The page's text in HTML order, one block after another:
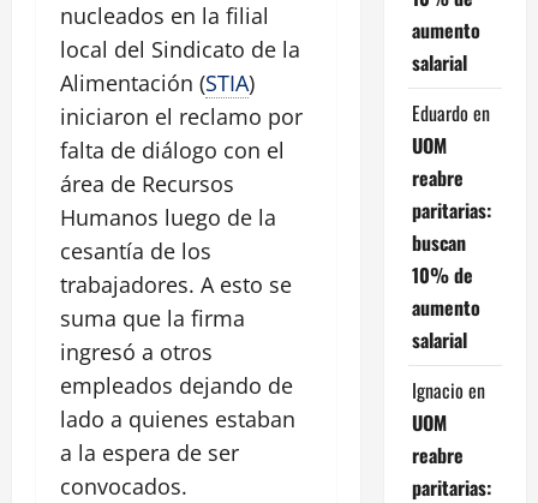
nucleados en la filial
local del Sindicato de la
Alimentación (STIA)
iniciaron el reclamo por
falta de diálogo con el
área de Recursos
Humanos luego de la
cesantía de los
trabajadores. A esto se
suma que la firma
ingresó a otros
empleados dejando de
lado a quienes estaban
a la espera de ser
convocados.
aumento
salarial
Eduardo en
UOM
reabre
paritarias:
buscan
10% de
aumento
salarial
Ignacio en
UOM
reabre
paritarias: